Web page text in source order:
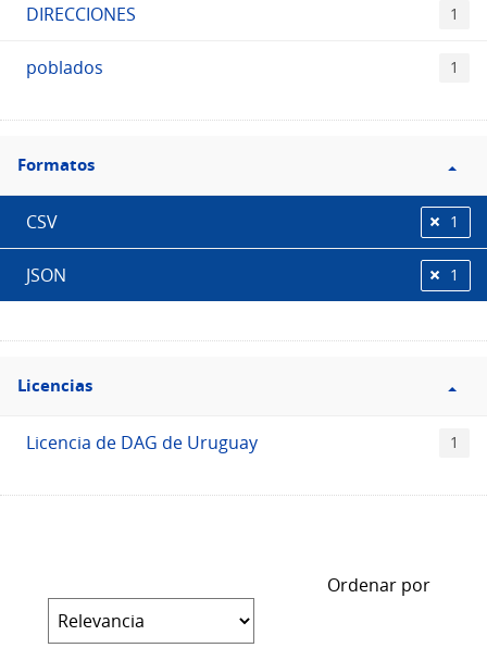
DIRECCIONES 1
poblados 1
Filtro
Formatos
Formatos
CSV 1
JSON 1
Filtro
Licencias
Licencias
Licencia de DAG de Uruguay 1
Ordenar por